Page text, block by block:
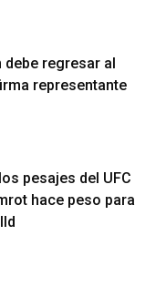
debe regresar al
representante
pesajes del UFC
hace peso para